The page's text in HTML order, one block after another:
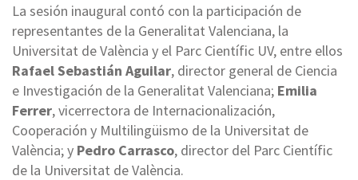
La sesión inaugural contó con la participación de
representantes de la Generalitat Valenciana, la
Universitat de València y el Parc Científic UV, entre ellos
Rafael Sebastián Aguilar, director general de Ciencia
e Investigación de la Generalitat Valenciana; Emilia
Ferrer, vicerrectora de Internacionalización,
Cooperación y Multilingüismo de la Universitat de
València; y Pedro Carrasco, director del Parc Científic
de la Universitat de València.